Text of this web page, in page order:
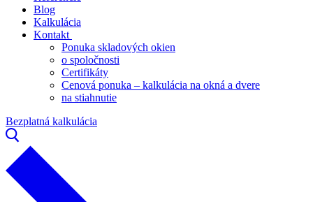
Blog
Kalkulácia
Kontakt
Ponuka skladových okien
o spoločnosti
Certifikáty
Cenová ponuka – kalkulácia na okná a dvere
na stiahnutie
Bezplatná kalkulácia